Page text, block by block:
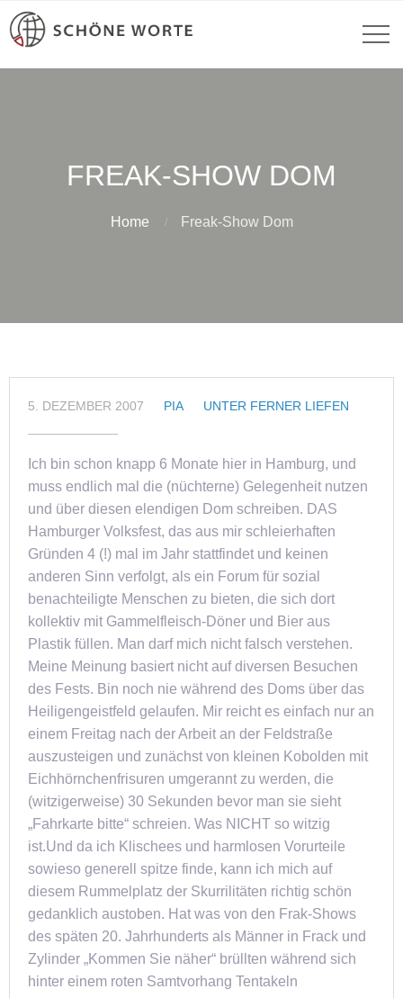
FREAK-SHOW DOM
Home Freak-Show Dom
5. DEZEMBER 2007 PIA UNTER FERNER LIEFEN
Ich bin schon knapp 6 Monate hier in Hamburg, und
muss endlich mal die (nüchterne) Gelegenheit nutzen
und über diesen elendigen Dom schreiben. DAS
Hamburger Volksfest, das aus mir schleierhaften
Gründen 4 (!) mal im Jahr stattfindet und keinen
anderen Sinn verfolgt, als ein Forum für sozial
benachteiligte Menschen zu bieten, die sich dort
kollektiv mit Gammelfleisch-Döner und Bier aus
Plastik füllen. Man darf mich nicht falsch verstehen.
Meine Meinung basiert nicht auf diversen Besuchen
des Fests. Bin noch nie während des Doms über das
Heiligengeistfeld gelaufen. Mir reicht es einfach nur an
einem Freitag nach der Arbeit an der Feldstraße
auszusteigen und zunächst von kleinen Kobolden mit
Eichhörnchenfrisuren umgerannt zu werden, die
(witzigerweise) 30 Sekunden bevor man sie sieht
„Fahrkarte bitte“ schreien. Was NICHT so witzig
ist.Und da ich Klischees und harmlosen Vorurteile
sowieso generell spitze finde, kann ich mich auf
diesem Rummelplatz der Skurrilitäten richtig schön
gedanklich austoben. Hat was von den Frak-Shows
des späten 20. Jahrhunderts als Männer in Frack und
Zylinder „Kommen Sie näher“ brüllten während sich
hinter einem roten Samtvorhang Tentakeln